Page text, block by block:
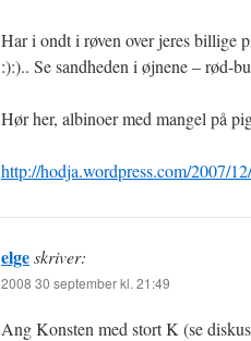
Har i ondt i røven over jeres billige
:):).. Se sandheden i øjnene – rød-
Hør her, albinoer med mangel på
http://hodja.wordpress.com/2007/
elgeskriver:
2008 30 september kl. 21:49
Ang Konsten med stort K (se